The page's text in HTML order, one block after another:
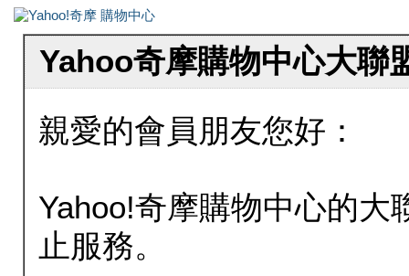
Yahoo奇摩購物中心大聯
親愛的會員朋友您好：
Yahoo!奇摩購物中心的大
止服務。